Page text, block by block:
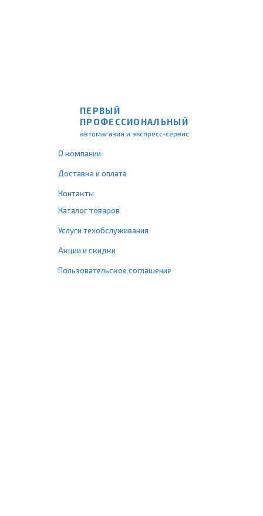
ПЕРВЫЙ
ПРОФЕССИОНАЛЬНЫЙ
автомагазин и экспресс-сервис
О компании
Доставка и оплата
Контакты
Каталог товаров
Услуги техобслуживания
Акции и скидки
Пользовательское соглашение